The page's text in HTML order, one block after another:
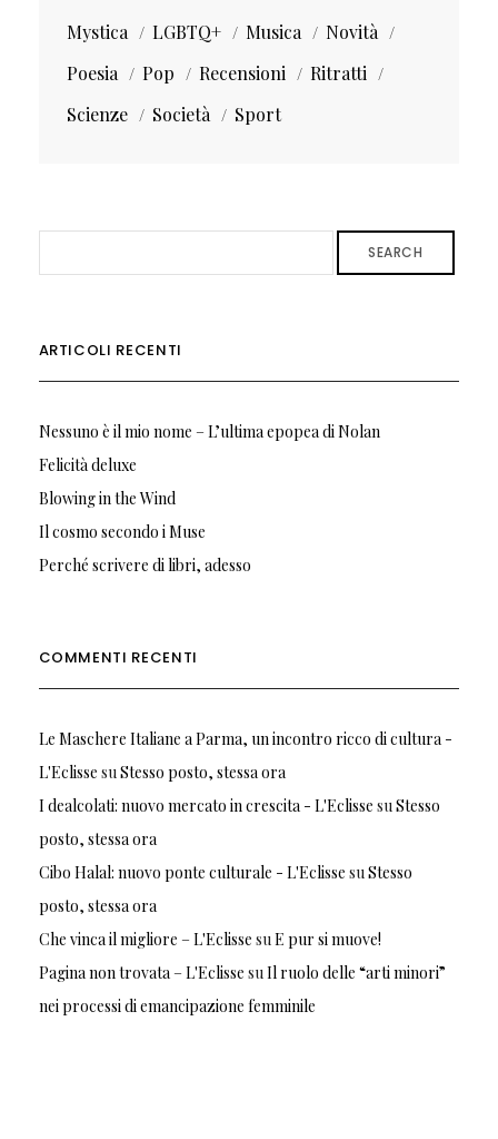
Mystica
LGBTQ+ Musica
Novità
Poesia
Pop Recensioni
Ritratti
Scienze
Società Sport
SEARCH
ARTICOLI RECENTI
Nessuno è il mio nome – L’ultima epopea di Nolan
Felicità deluxe
Blowing in the Wind
Il cosmo secondo i Muse
Perché scrivere di libri, adesso
COMMENTI RECENTI
Le Maschere Italiane a Parma, un incontro ricco di cultura -
L'Eclisse suStesso posto, stessa ora
I dealcolati: nuovo mercato in crescita - L'Eclisse suStesso
posto, stessa ora
Cibo Halal: nuovo ponte culturale - L'Eclisse suStesso
posto, stessa ora
Che vinca il migliore – L'Eclisse suE pur si muove!
Pagina non trovata – L'Eclisse suIl ruolo delle “arti minori”
nei processi di emancipazione femminile